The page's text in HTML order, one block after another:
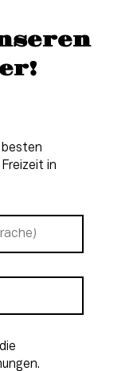
besten
in